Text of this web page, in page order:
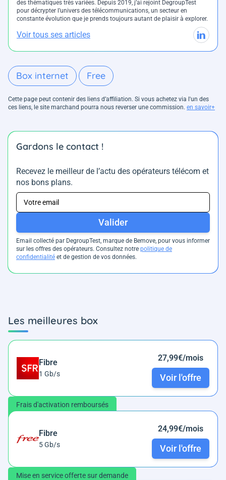
des thématiques très variées. Depuis 2019, j’ai rejoint DegroupTest
pour décrypter l’univers des télécommunications, un secteur en
constante évolution que je prends toujours autant de plaisir à explorer.
Voir tous ses articles
Box internet Free
Cette page peut contenir des liens d’affiliation. Si vous achetez via l'un des
ces liens, le site marchand pourra nous reverser une commission. en savoir+
Gardons le contact !
Recevez le meilleur de l’actu des opérateurs télécom et
nos bons plans.
Valider
Email collecté par DegroupTest, marque de Bemove, pour vous informer
sur les offres des opérateurs. Consultez notre politique de
confidentialité et de gestion de vos données.
Les meilleures box
Fibre
1 Gb/s
27,99€/mois
Voir l'offre
Frais d'activation remboursés
Fibre
5 Gb/s
24,99€/mois
Voir l'offre
Mise en service offerte sur demande